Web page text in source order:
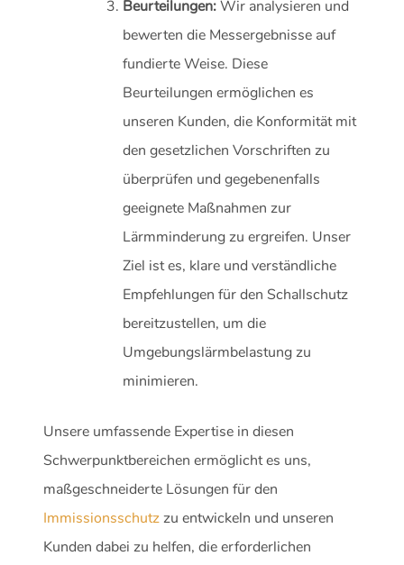
Beurteilungen:Wir analysieren und
bewerten die Messergebnisse auf
fundierte Weise. Diese
Beurteilungen ermöglichen es
unseren Kunden, die Konformität mit
den gesetzlichen Vorschriften zu
überprüfen und gegebenenfalls
geeignete Maßnahmen zur
Lärmminderung zu ergreifen. Unser
Ziel ist es, klare und verständliche
Empfehlungen für den Schallschutz
bereitzustellen, um die
Umgebungslärmbelastung zu
minimieren.
Unsere umfassende Expertise in diesen
Schwerpunktbereichen ermöglicht es uns,
maßgeschneiderte Lösungen für den
Immissionsschutzzu entwickeln und unseren
Kunden dabei zu helfen, die erforderlichen